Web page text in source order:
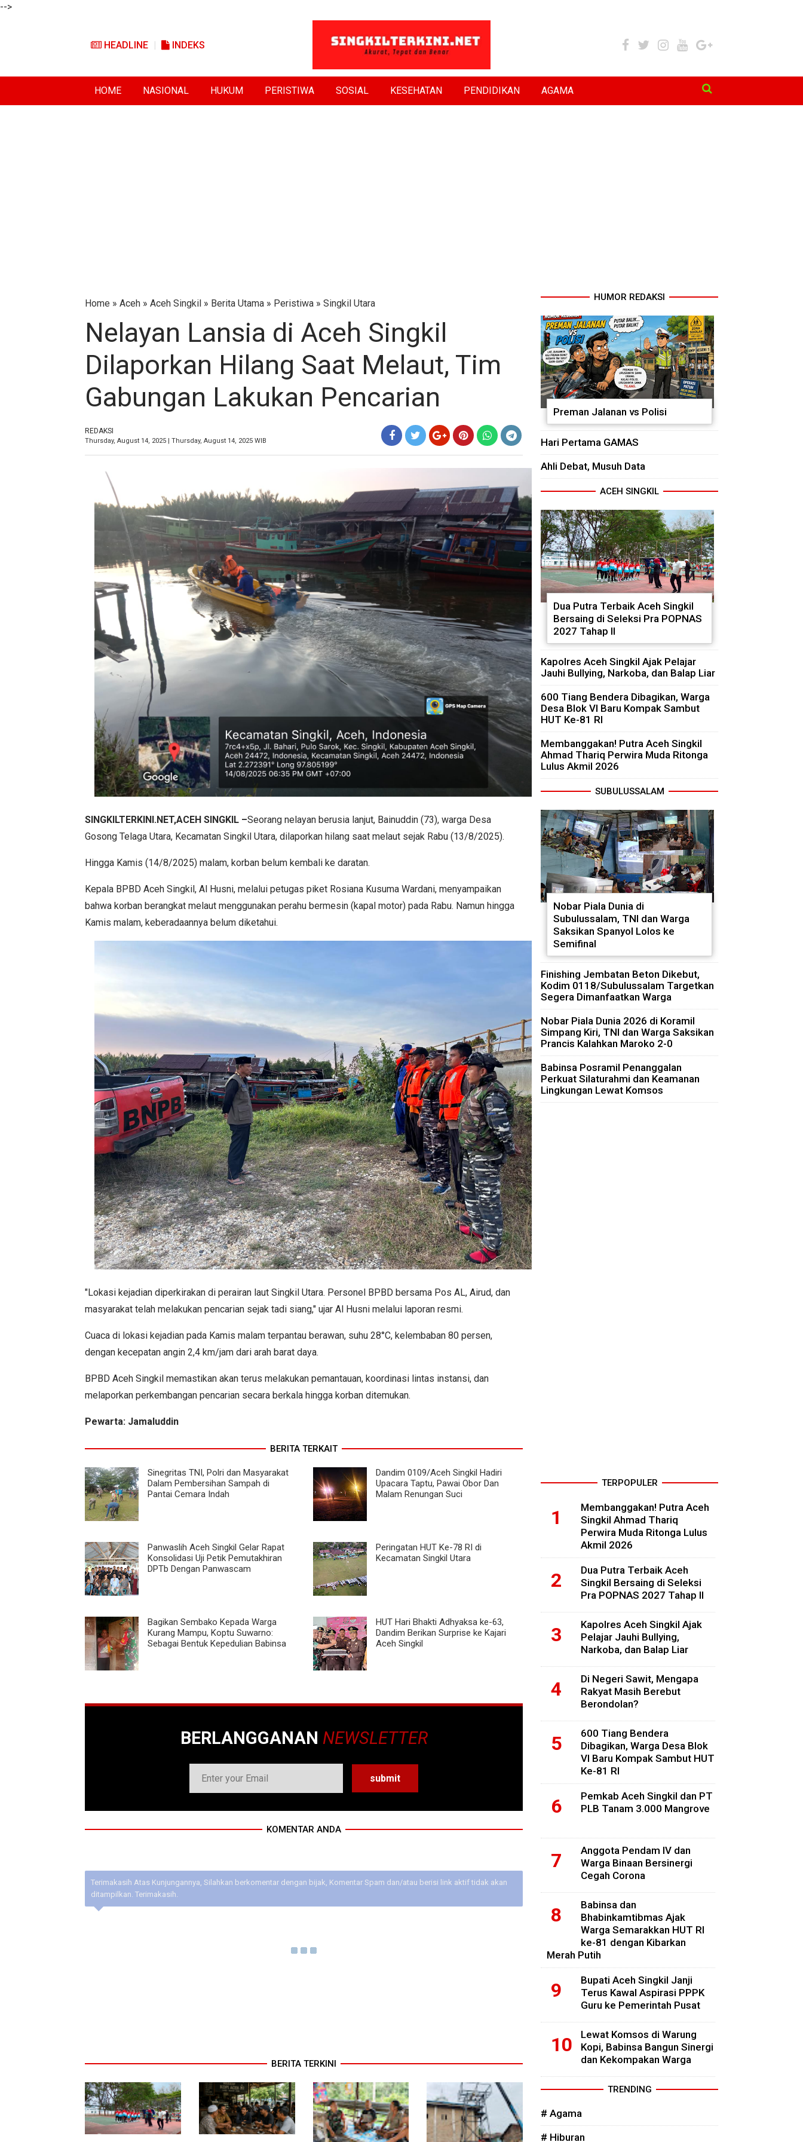
-->
HEADLINE INDEKS
HOME NASIONAL HUKUM PERISTIWA SOSIAL KESEHATAN PENDIDIKAN AGAMA
Home » ‎Aceh » Aceh Singkil » Berita Utama » Peristiwa » Singkil Utara
Nelayan Lansia di Aceh Singkil
Dilaporkan Hilang Saat Melaut, Tim
Gabungan Lakukan Pencarian
REDAKSI
Thursday, August 14, 2025 | Thursday, August 14, 2025 WIB
SINGKILTERKINI.NET,ACEH SINGKIL –Seorang nelayan berusia lanjut, Bainuddin (73), warga Desa
Gosong Telaga Utara, Kecamatan Singkil Utara, dilaporkan hilang saat melaut sejak Rabu (13/8/2025).
Hingga Kamis (14/8/2025) malam, korban belum kembali ke daratan.
Kepala BPBD Aceh Singkil, Al Husni, melalui petugas piket Rosiana Kusuma Wardani, menyampaikan
bahwa korban berangkat melaut menggunakan perahu bermesin (kapal motor) pada Rabu. Namun hingga
Kamis malam, keberadaannya belum diketahui.
"Lokasi kejadian diperkirakan di perairan laut Singkil Utara. Personel BPBD bersama Pos AL, Airud, dan
masyarakat telah melakukan pencarian sejak tadi siang," ujar Al Husni melalui laporan resmi.
Cuaca di lokasi kejadian pada Kamis malam terpantau berawan, suhu 28°C, kelembaban 80 persen,
dengan kecepatan angin 2,4 km/jam dari arah barat daya.
BPBD Aceh Singkil memastikan akan terus melakukan pemantauan, koordinasi lintas instansi, dan
melaporkan perkembangan pencarian secara berkala hingga korban ditemukan.
Pewarta: Jamaluddin
BERITA TERKAIT
Sinegritas TNI, Polri dan Masyarakat
Dalam Pembersihan Sampah di
Pantai Cemara Indah
Dandim 0109/Aceh Singkil Hadiri
Upacara Taptu, Pawai Obor Dan
Malam Renungan Suci
Panwaslih Aceh Singkil Gelar Rapat
Konsolidasi Uji Petik Pemutakhiran
DPTb Dengan Panwascam
Peringatan HUT Ke-78 RI di
Kecamatan Singkil Utara
Bagikan Sembako Kepada Warga
Kurang Mampu, Koptu Suwarno:
Sebagai Bentuk Kepedulian Babinsa
HUT Hari Bhakti Adhyaksa ke-63,
Dandim Berikan Surprise ke Kajari
Aceh Singkil
BERLANGGANAN NEWSLETTER
KOMENTAR ANDA
Terimakasih Atas Kunjungannya, Silahkan berkomentar dengan bijak, Komentar Spam dan/atau berisi link aktif tidak akan
ditampilkan. Terimakasih.
BERITA TERKINI
HUMOR REDAKSI
Preman Jalanan vs Polisi
Hari Pertama GAMAS
Ahli Debat, Musuh Data
ACEH SINGKIL
Dua Putra Terbaik Aceh Singkil
Bersaing di Seleksi Pra POPNAS
2027 Tahap II
Kapolres Aceh Singkil Ajak Pelajar
Jauhi Bullying, Narkoba, dan Balap Liar
600 Tiang Bendera Dibagikan, Warga
Desa Blok VI Baru Kompak Sambut
HUT Ke-81 RI
Membanggakan! Putra Aceh Singkil
Ahmad Thariq Perwira Muda Ritonga
Lulus Akmil 2026
SUBULUSSALAM
Nobar Piala Dunia di
Subulussalam, TNI dan Warga
Saksikan Spanyol Lolos ke
Semifinal
Finishing Jembatan Beton Dikebut,
Kodim 0118/Subulussalam Targetkan
Segera Dimanfaatkan Warga
Nobar Piala Dunia 2026 di Koramil
Simpang Kiri, TNI dan Warga Saksikan
Prancis Kalahkan Maroko 2-0
Babinsa Posramil Penanggalan
Perkuat Silaturahmi dan Keamanan
Lingkungan Lewat Komsos
TERPOPULER
Membanggakan! Putra Aceh
Singkil Ahmad Thariq
Perwira Muda Ritonga Lulus
Akmil 2026
Dua Putra Terbaik Aceh
Singkil Bersaing di Seleksi
Pra POPNAS 2027 Tahap II
Kapolres Aceh Singkil Ajak
Pelajar Jauhi Bullying,
Narkoba, dan Balap Liar
Di Negeri Sawit, Mengapa
Rakyat Masih Berebut
Berondolan?
600 Tiang Bendera
Dibagikan, Warga Desa Blok
VI Baru Kompak Sambut HUT
Ke-81 RI
Pemkab Aceh Singkil dan PT
PLB Tanam 3.000 Mangrove
Anggota Pendam IV dan
Warga Binaan Bersinergi
Cegah Corona
Babinsa dan
Bhabinkamtibmas Ajak
Warga Semarakkan HUT RI
ke-81 dengan Kibarkan
Merah Putih
Bupati Aceh Singkil Janji
Terus Kawal Aspirasi PPPK
Guru ke Pemerintah Pusat
Lewat Komsos di Warung
Kopi, Babinsa Bangun Sinergi
dan Kekompakan Warga
TRENDING
# Agama
# Hiburan